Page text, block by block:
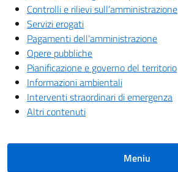
Controlli e rilievi sull’amministrazione
Servizi erogati
Pagamenti dell’amministrazione
Opere pubbliche
Pianificazione e governo del territorio
Informazioni ambientali
Interventi straordinari di emergenza
Altri contenuti
Meniu